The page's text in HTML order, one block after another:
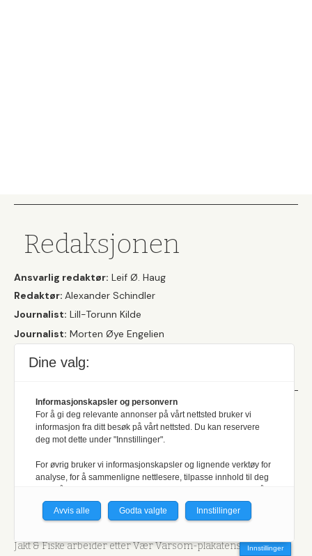
Redaksjonen
Ansvarlig redaktør: Leif Ø. Haug
Redaktør: Alexander Schindler
Journalist: Lill-Torunn Kilde
Journalist: Morten Øye Engelien
personvernerklæring
Et uavhengig
medlemsblad
som ligger til grunn for produksjonen av det redaktørstyre
Jakt & Fiske arbeider etter Vær Varsom-plakatens regler for
Innstillinger
Dine valg:
Informasjonskapsler og personvern
For å gi deg relevante annonser på vårt nettsted bruker vi
informasjon fra ditt besøk på vårt nettsted. Du kan reservere
deg mot dette under "Innstillinger".
For øvrig bruker vi informasjonskapsler og lignende verktøy for
analyse, for å sammenligne nettlesere, tilpasse innhold til deg
personvernerklæring.
du få relevante annonser på nettstedene til medlemmene i
nettverket basert på informasjon fra dine besøk på tvers av
Avvis alle Godta valgte Innstillinger